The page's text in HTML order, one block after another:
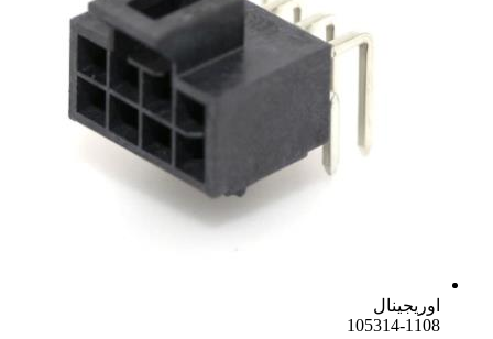
اوریجینال
105314-1108